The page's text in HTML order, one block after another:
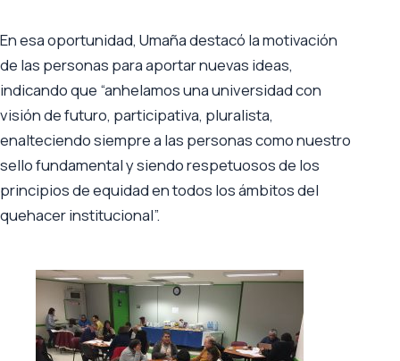
En esa oportunidad, Umaña destacó la motivación
de las personas para aportar nuevas ideas,
indicando que “anhelamos una universidad con
visión de futuro, participativa, pluralista,
enalteciendo siempre a las personas como nuestro
sello fundamental y siendo respetuosos de los
principios de equidad en todos los ámbitos del
quehacer institucional”.